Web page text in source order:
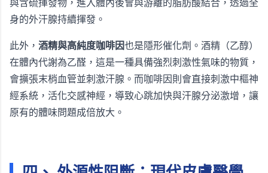
與含硫揮發物，進入體內後會與游離的脂肪酸結合，透過全
身的外汗腺持續揮發。
此外， 酒精與高純度咖啡因也是隱形催化劑。酒精（乙醇）
在體內代謝為乙醛，這是一種具備強烈刺激性氣味的物質，
會擴張末梢血管並刺激汗腺。而咖啡因則會直接刺激中樞神
經系統，活化交感神經，導致心跳加快與汗腺分泌激增，讓
原有的體味問題成倍放大。